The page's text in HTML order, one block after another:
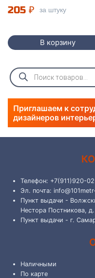
205 ₽ за штуку
В корзину
Поиск
товаров
Приглашаем к
дизайнеров
Телефон: +7(911)920-
Эл. почта:
Пункт выдачи -
Нестора Постникова,
Пункт выдачи - г.
Наличными
По карте